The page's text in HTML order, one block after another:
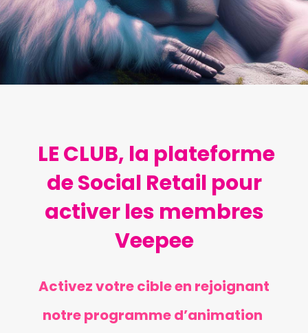
LE CLUB, la plateforme
de Social Retail pour
activer les membres
Veepee
Activez votre cible en rejoignant
notre programme d’animation